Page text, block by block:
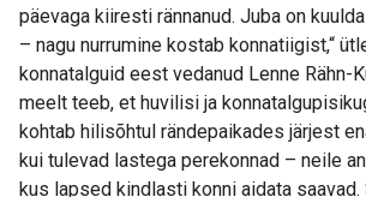
päevaga kiiresti rännanud. Juba on
– nagu nurrumine kostab konnatiigist,“
konnatalguid eest vedanud Lenne Rähn-
meelt teeb, et huvilisi ja
kohtab hilisõhtul rändepaikades järjest
kui tulevad lastega perekonnad – neile
kus lapsed kindlasti konni aidata saavad.